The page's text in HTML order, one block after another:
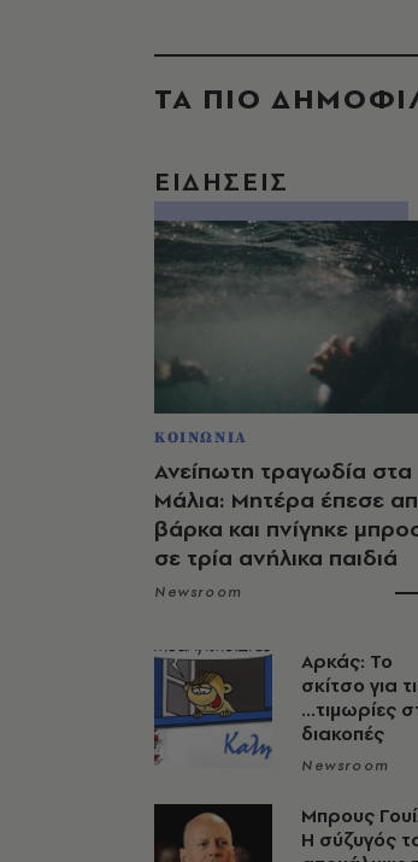
ΤΑ ΠΙΟ
ΕΙΔΗΣΕΙΣ
ΚΟΙΝΩΝΙΑ
Ανείπωτη τραγωδία στα
Μάλια: Μητέρα έπεσε
βάρκα και πνίγηκε
σε τρία ανήλικα παιδιά
Newsroom
Αρκάς: Το
σκίτσο για
...τιμωρίες
διακοπές
Newsroom
Μπρους
Η σύζυγός